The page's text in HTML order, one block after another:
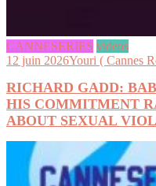
CANNESERIES videos
12 juin 2026Youri ( Cannes
RICHARD GADD:
HIS COMMITMENT
ABOUT SEXUAL